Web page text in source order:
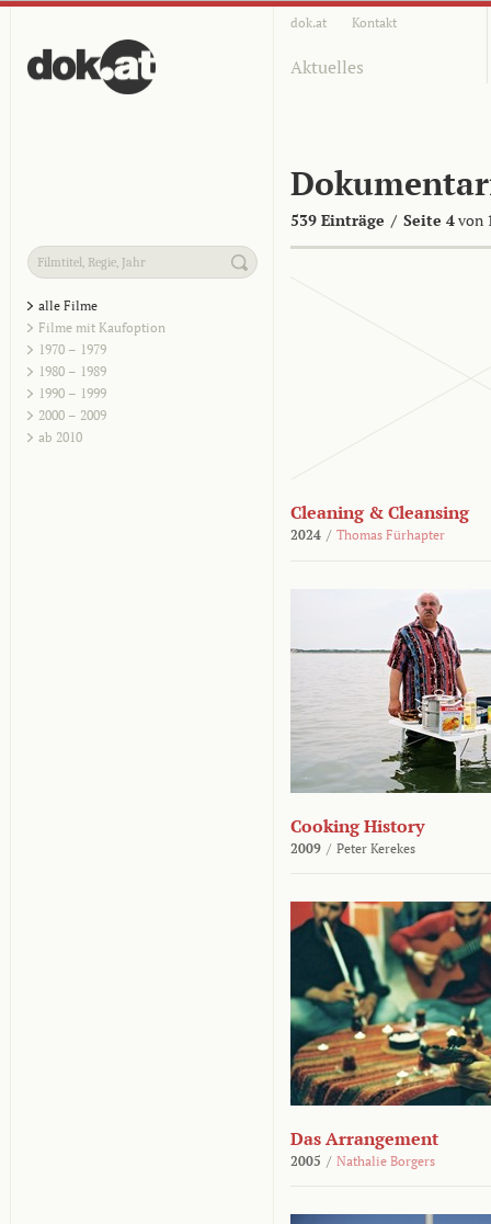
dok.at Kontakt
Aktuelles
539 Einträge / Seite 4von
alle Filme
Filme mit Kaufoption
1970 – 1979
1980 – 1989
1990 – 1999
2000 – 2009
ab 2010
Cleaning & Cleansing
2024 / Thomas Fürhapter
Cooking History
2009 / Peter Kerekes
Das Arrangement
2005 / Nathalie Borgers